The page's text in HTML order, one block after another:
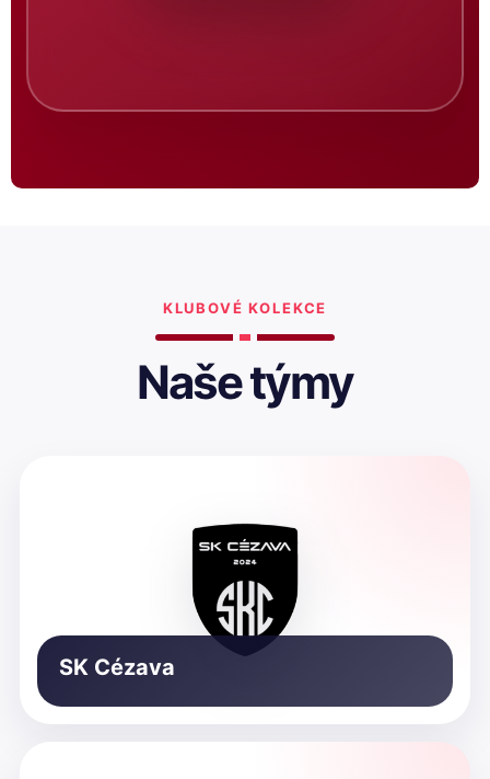
KLUBOVÉ KOLEKCE
Naše týmy
SK Cézava